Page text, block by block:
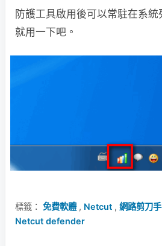
防護工具啟用後可以常駐在系
就用一下吧。
標籤： 免費軟體, Netcut , 網路剪刀手
Netcut defender